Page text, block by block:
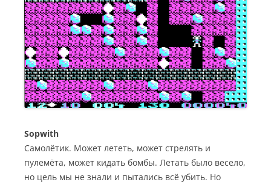
Sopwith
Самолётик. Может лететь, может стрелять и
пулемёта, может кидать бомбы. Летать было весело,
но цель мы не знали и пытались всё убить. Но